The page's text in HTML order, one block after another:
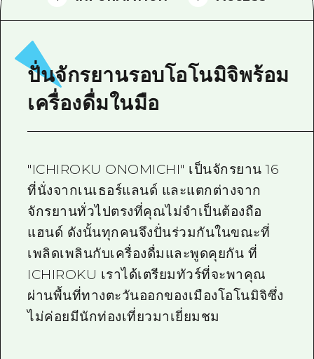
ปั่นจักรยานรอบโอโนมิจิพร้อม
เครื่องดื่มในมือ
"ICHIROKU ONOMICHI" เป็นจักรยาน 16
ที่นั่งจากเนเธอร์แลนด์ และแตกต่างจาก
จักรยานทั่วไปตรงที่คุณไม่จำเป็นต้องถือ
แฮนด์ ดังนั้นทุกคนจึงปั่นร่วมกันในขณะที่
เพลิดเพลินกับเครื่องดื่มและพูดคุยกัน ที่
ICHIROKU เราได้เตรียมทัวร์ที่จะพาคุณ
ผ่านพื้นที่ทางตะวันออกของเมืองโอโนมิจิซึ่ง
ไม่ค่อยมีนักท่องเที่ยวมาเยี่ยมชม